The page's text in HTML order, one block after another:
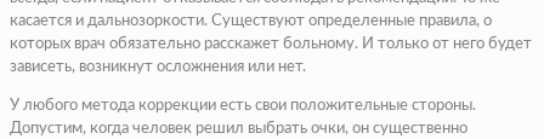
касается и дальнозоркости. Существуют определенные правила, о
которых врач обязательно расскажет больному. И только от него будет
зависеть, возникнут осложнения или нет.
У любого метода коррекции есть свои положительные стороны.
Допустим, когда человек решил выбрать очки, он существенно